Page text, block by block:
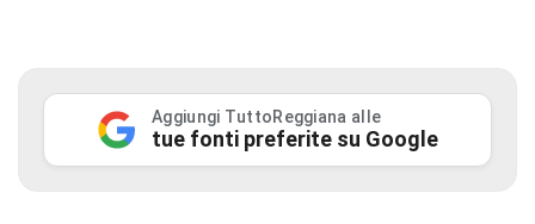
Aggiungi TuttoReggiana alle
tue fonti preferite su Google